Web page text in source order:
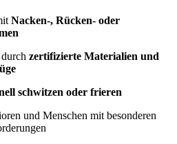
Nacken-, Rücken- oder
zertifizierte Materialien und
schwitzen oder frieren
und Menschen mit besonderen